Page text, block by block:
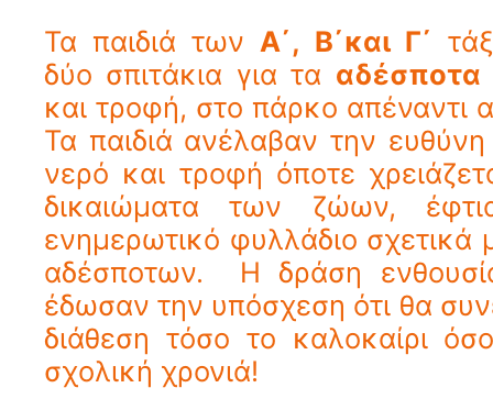
Τα παιδιά των Α΄, Β΄και Γ΄
δύο σπιτάκια για τα
και τροφή, στο πάρκο απέναντι
Τα παιδιά ανέλαβαν την
νερό και τροφή όποτε
δικαιώματα των ζώων,
ενημερωτικό φυλλάδιο σχετικά
αδέσποτων. Η δράση
έδωσαν την υπόσχεση ότι θα
διάθεση τόσο το καλοκαίρι
σχολική χρονιά!